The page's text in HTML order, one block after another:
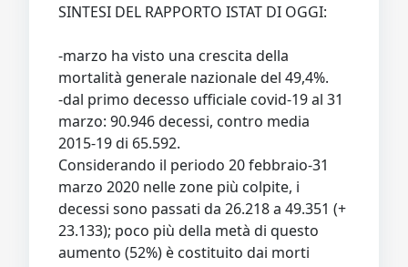
SINTESI DEL RAPPORTO ISTAT DI OGGI:
-marzo ha visto una crescita della
mortalità generale nazionale del 49,4%.
-dal primo decesso ufficiale covid-19 al 31
marzo: 90.946 decessi, contro media
2015-19 di 65.592.
Considerando il periodo 20 febbraio-31
marzo 2020 nelle zone più colpite, i
decessi sono passati da 26.218 a 49.351 (+
23.133); poco più della metà di questo
aumento (52%) è costituito dai morti